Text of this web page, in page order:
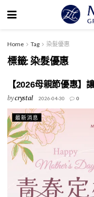
Home Tag 染髮優惠
標籤: 染髮優惠
【2026母親節優惠】
bycrystal 2026-04-30 0
最新消息